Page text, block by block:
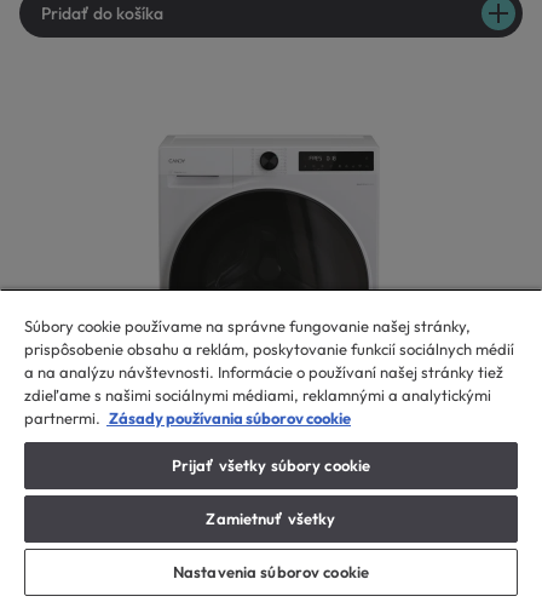
Pridať do košíka
ProWash 550
Súbory cookie používame na správne fungovanie našej stránky,
prispôsobenie obsahu a reklám, poskytovanie funkcií sociálnych médií
a na analýzu návštevnosti. Informácie o používaní našej stránky tiež
zdieľame s našimi sociálnymi médiami, reklamnými a analytickými
partnermi. Zásady používania súborov cookie
Prijať všetky súbory cookie
Zamietnuť všetky
Nastavenia súborov cookie